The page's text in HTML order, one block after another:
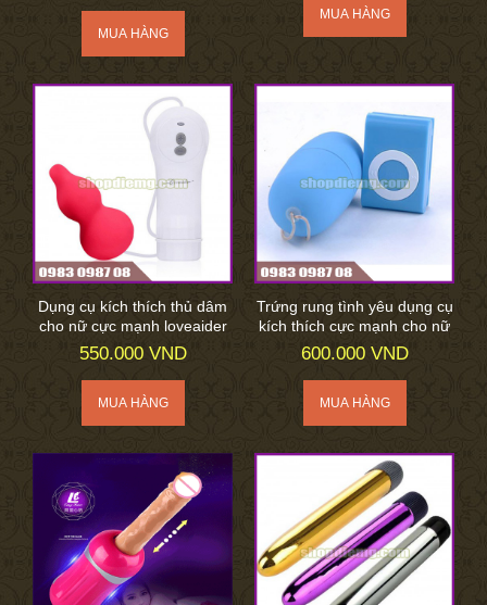
Dụng cụ kích thích thủ dâm
cho nữ cực mạnh loveaider
550.000 VND
Trứng rung tình yêu dụng cụ
kích thích cực mạnh cho nữ
600.000 VND